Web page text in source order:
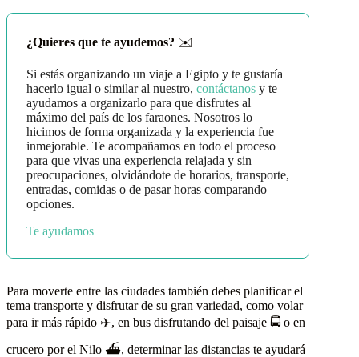
¿Quieres que te ayudemos? ✉️
Si estás organizando un viaje a Egipto y te gustaría
hacerlo igual o similar al nuestro, contáctanos y te
ayudamos a organizarlo para que disfrutes al
máximo del país de los faraones. Nosotros lo
hicimos de forma organizada y la experiencia fue
inmejorable. Te acompañamos en todo el proceso
para que vivas una experiencia relajada y sin
preocupaciones, olvidándote de horarios, transporte,
entradas, comidas o de pasar horas comparando
opciones.
Te ayudamos
Para moverte entre las ciudades también debes planificar el
tema transporte y disfrutar de su gran variedad, como volar
para ir más rápido ✈️, en bus disfrutando del paisaje 🚍 o en
crucero por el Nilo ⛴️, determinar las distancias te ayudará